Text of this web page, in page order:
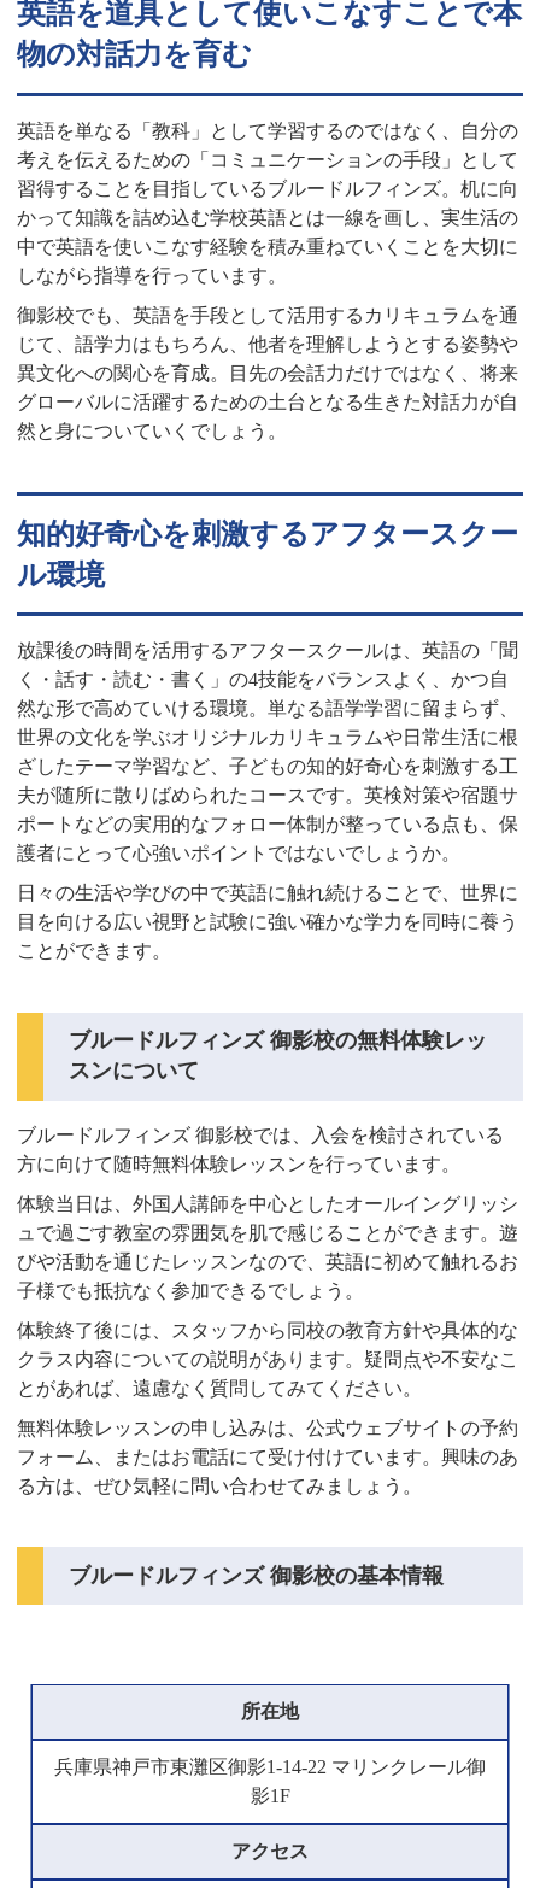
英語を道具として使いこなすことで本
物の対話力を育む
英語を単なる「教科」として学習するのではなく、自分の
考えを伝えるための「コミュニケーションの手段」として
習得することを目指しているブルードルフィンズ。机に向
かって知識を詰め込む学校英語とは一線を画し、実生活の
中で英語を使いこなす経験を積み重ねていくことを大切に
しながら指導を行っています。
御影校でも、英語を手段として活用するカリキュラムを通
じて、語学力はもちろん、他者を理解しようとする姿勢や
異文化への関心を育成。目先の会話力だけではなく、将来
グローバルに活躍するための土台となる生きた対話力が自
然と身についていくでしょう。
知的好奇心を刺激するアフタースクー
ル環境
放課後の時間を活用するアフタースクールは、英語の「聞
く・話す・読む・書く」の4技能をバランスよく、かつ自
然な形で高めていける環境。単なる語学学習に留まらず、
世界の文化を学ぶオリジナルカリキュラムや日常生活に根
ざしたテーマ学習など、子どもの知的好奇心を刺激する工
夫が随所に散りばめられたコースです。英検対策や宿題サ
ポートなどの実用的なフォロー体制が整っている点も、保
護者にとって心強いポイントではないでしょうか。
日々の生活や学びの中で英語に触れ続けることで、世界に
目を向ける広い視野と試験に強い確かな学力を同時に養う
ことができます。
ブルードルフィンズ 御影校の無料体験レッ
スンについて
ブルードルフィンズ 御影校では、入会を検討されている
方に向けて随時無料体験レッスンを行っています。
体験当日は、外国人講師を中心としたオールイングリッシ
ュで過ごす教室の雰囲気を肌で感じることができます。遊
びや活動を通じたレッスンなので、英語に初めて触れるお
子様でも抵抗なく参加できるでしょう。
体験終了後には、スタッフから同校の教育方針や具体的な
クラス内容についての説明があります。疑問点や不安なこ
とがあれば、遠慮なく質問してみてください。
無料体験レッスンの申し込みは、公式ウェブサイトの予約
フォーム、またはお電話にて受け付けています。興味のあ
る方は、ぜひ気軽に問い合わせてみましょう。
ブルードルフィンズ 御影校の基本情報
所在地
兵庫県神戸市東灘区御影1-14-22 マリンクレール御
影1F
アクセス